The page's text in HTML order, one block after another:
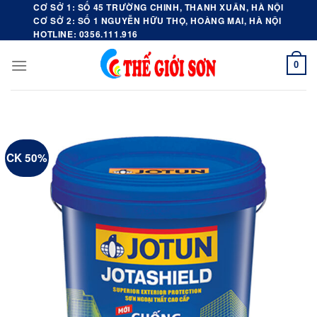
content
CƠ SỞ 1: SỐ 45 TRƯỜNG CHINH, THANH XUÂN, HÀ NỘI
CƠ SỞ 2: SỐ 1 NGUYỄN HỮU THỌ, HOÀNG MAI, HÀ NỘI
HOTLINE: 0356.111.916
0
CK 50%